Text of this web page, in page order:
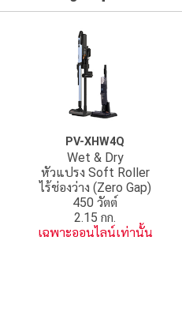
PV-XHW4Q
Wet & Dry
หัวแปรง Soft Roller
ไร้ช่องว่าง (Zero Gap)
450 วัตต์
2.15 กก.
เฉพาะออนไลน์เท่านั้น